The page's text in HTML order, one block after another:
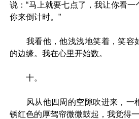
说：“马上就要七点了，我让你看
你来倒计时。”
我看他，他浅浅地笑着，笑容
的边缘。我在心里开始数。
十。
风从他四周的空隙吹进来，一根
锈红色的厚驾帘微微鼓起，我觉得